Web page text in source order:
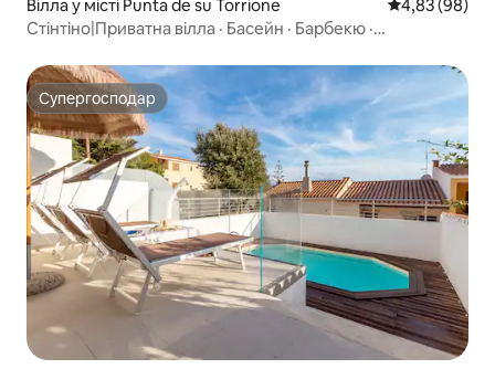
Вілла у місті Punta de su Torrione Середня
4,83 (98)
Стінтіно|Приватна вілла · Басейн · Барбекю ·
Супергосподар
Супергосподар